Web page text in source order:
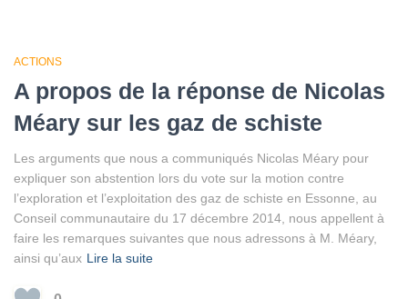
ACTIONS
A propos de la réponse de Nicolas
Méary sur les gaz de schiste
Les arguments que nous a communiqués Nicolas Méary pour
expliquer son abstention lors du vote sur la motion contre
l’exploration et l’exploitation des gaz de schiste en Essonne, au
Conseil communautaire du 17 décembre 2014, nous appellent à
faire les remarques suivantes que nous adressons à M. Méary,
ainsi qu’aux Lire la suite